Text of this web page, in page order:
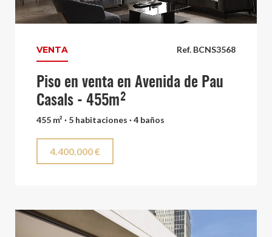
Ref. BCNS3568
VENTA
Piso en venta en Avenida de Pau
Casals - 455m²
455 m² · 5 habitaciones · 4 baños
4.400.000 €